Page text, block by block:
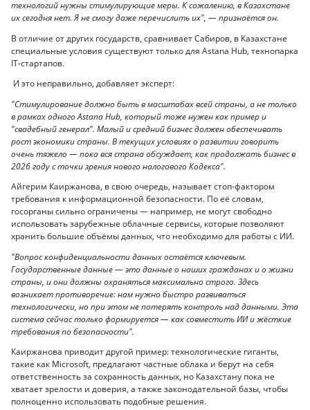
технологий нужны стимулирующие меры. К сожалению, в Казахстане
их сегодня нет. Я не смогу даже перечислить их", — признаётся он.
В отличие от других государств, сравнивает Сабиров, в Казахстане
специальные условия существуют только для Astana Hub, технопарка
IT-стартапов.
И это неправильно, добавляет эксперт:
"Стимулирование должно быть в масштабах всей страны, а не только
в рамках одного Astana Hub, который тоже нужен как пример и
"свадебный генерал". Малый и средний бизнес должен обеспечивать
рост экономики страны. В текущих условиях о развитии говорить
очень тяжело — пока вся страна обсуждает, как продолжать бизнес в
2026 году с точки зрения нового налогового Кодекса".
Айгерим Каиржанова, в свою очередь, называет стоп-фактором
требования к информационной безопасности. По её словам,
госорганы сильно ограничены — например, не могут свободно
использовать зарубежные облачные сервисы, которые позволяют
хранить большие объёмы данных, что необходимо для работы с ИИ.
"Вопрос конфиденциальности данных остаётся ключевым.
Государственные данные — это данные о наших гражданах и о жизни
страны, и они должны охраняться максимально строго. Здесь
возникает противоречие: нам нужно быстро развиваться
технологически, но при этом не потерять контроль над данными. Эта
система сейчас только формируется — как совместить ИИ и жёсткие
требования по безопасности".
Каиржанова приводит другой пример: технологические гиганты,
такие как Microsoft, предлагают частные облака и берут на себя
ответственность за сохранность данных, но Казахстану пока не
хватает зрелости и доверия, а также законодательной базы, чтобы
полноценно использовать подобные решения.